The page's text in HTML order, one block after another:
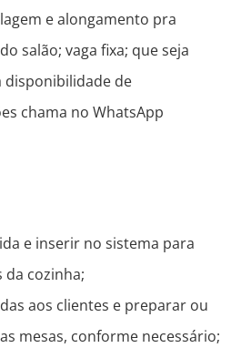
e alongamento pra
salão; vaga fixa; que seja
disponibilidade de
chama no WhatsApp
e inserir no sistema para
da cozinha;
aos clientes e preparar ou
mesas, conforme necessário;